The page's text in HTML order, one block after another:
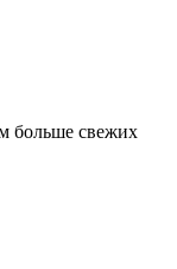
больше свежих